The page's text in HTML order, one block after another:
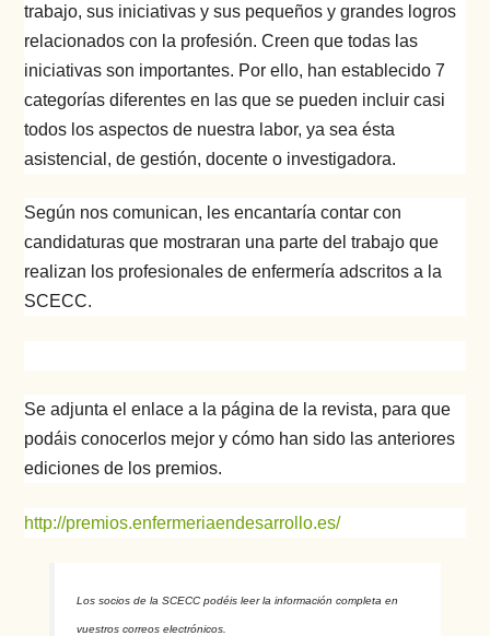
trabajo, sus iniciativas y sus pequeños y grandes logros
relacionados con la profesión. Creen que todas las
iniciativas son importantes. Por ello, han establecido 7
categorías diferentes en las que se pueden incluir casi
todos los aspectos de nuestra labor, ya sea ésta
asistencial, de gestión, docente o investigadora.
Según nos comunican, les encantaría contar con
candidaturas que mostraran una parte del trabajo que
realizan los profesionales de enfermería adscritos a la
SCECC.
Se adjunta el enlace a la página de la revista, para que
podáis conocerlos mejor y cómo han sido las anteriores
ediciones de los premios.
http://premios.enfermeriaendesarrollo.es/
Los socios de la SCECC podéis leer la información completa en
vuestros correos electrónicos.